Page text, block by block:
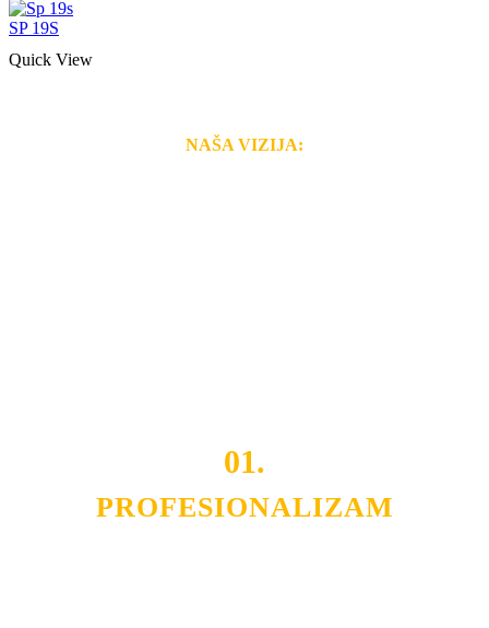
SP 19S
Quick View
NAŠA VIZIJA:
01.
PROFESIONALIZAM